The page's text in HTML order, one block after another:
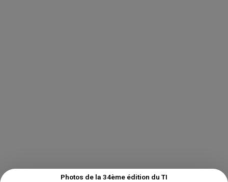
Photos de la 34ème édition du TI